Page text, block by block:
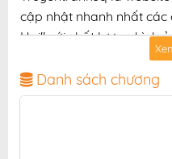
cập nhật nhanh nhất các
Hai" với chất lượng hình
và giao diện thân thiện,
truyện hấp dẫn, tiện lợi,
giả yêu thích truyện
Danh sách chương